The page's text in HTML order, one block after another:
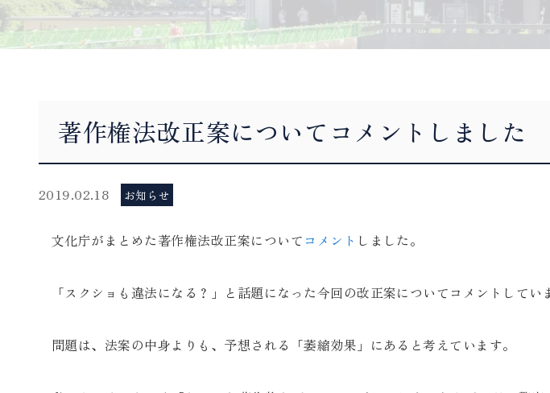
著作権法改正案についてコメントしました
2019.02.18 お知らせ
文化庁がまとめた著作権法改正案について コメント しました。
「スクショも違法になる？」と話題になった今回の改正案についてコメントしてい
問題は、法案の中身よりも、予想される「萎縮効果」にあると考えています。